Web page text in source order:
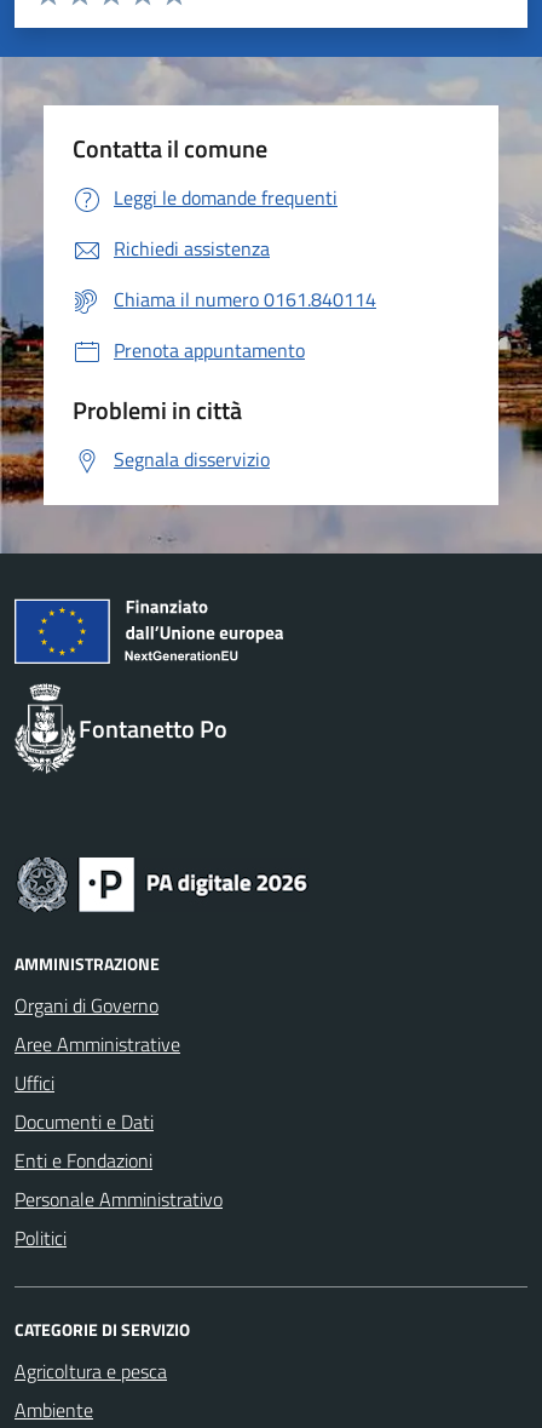
Valuta 5 stelle su 5
Valuta 4 stelle su 5
Valuta 3 stelle su 5
Valuta 2 stelle su 5
Valuta 1 stelle su 5
Contatta il comune
Leggi le domande frequenti
Richiedi assistenza
Chiama il numero 0161.840114
Prenota appuntamento
Problemi in città
Segnala disservizio
Fontanetto Po
AMMINISTRAZIONE
Organi di Governo
Aree Amministrative
Uffici
Documenti e Dati
Enti e Fondazioni
Personale Amministrativo
Politici
CATEGORIE DI SERVIZIO
Agricoltura e pesca
Ambiente